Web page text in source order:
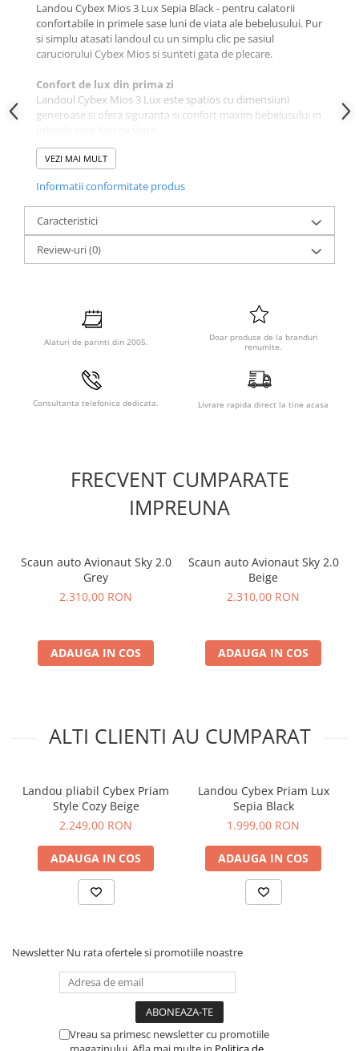
Landou Cybex Mios 3 Lux Sepia Black - pentru calatorii
confortabile in primele sase luni de viata ale bebelusului. Pur
si simplu atasati landoul cu un simplu clic pe sasiul
caruciorului Cybex Mios si sunteti gata de plecare.
Confort de lux din prima zi
Landoul Cybex Mios 3 Lux este spatios cu dimensiuni
generoase si ofera siguranta si confort maxim bebelusului in
Ferestre din plasa
aerului si ofera o vedere panoramica. Un buzunar de
depozitare este la indemana pentru clapeta ferestrei.
respirabilitate excelenta si confort maxim pentru bebelus.
Capotina cu protectie UPF50+
Capotina ofera protectie solara UPF50+ si include vizor
extensibil pentru umbra suplimentara.
VEZI MAI MULT
Informatii conformitate produs
Caracteristici
Review-uri(0)
Alaturi de parinti din 2005.
Doar produse de la branduri
renumite.
Consultanta telefonica dedicata. Livrare rapida direct la tine acasa
FRECVENT CUMPARATE
IMPREUNA
Scaun auto Avionaut Sky 2.0
Grey
2.310,00 RON
ADAUGA IN COS
Scaun auto Avionaut Sky 2.0
Beige
2.310,00 RON
ADAUGA IN COS
ALTI CLIENTI AU CUMPARAT
Landou pliabil Cybex Priam
Style Cozy Beige
2.249,00 RON
ADAUGA IN COS
Landou Cybex Priam Lux
Sepia Black
1.999,00 RON
ADAUGA IN COS
Newsletter Nu rata ofertele si promotiile noastre
Vreau sa primesc newsletter cu promotiile